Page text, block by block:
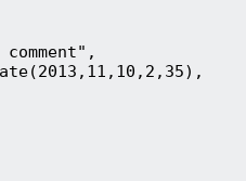
comment",
Date(2013,11,10,2,35),